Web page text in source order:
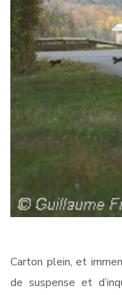
Carton plein, et
de suspense et